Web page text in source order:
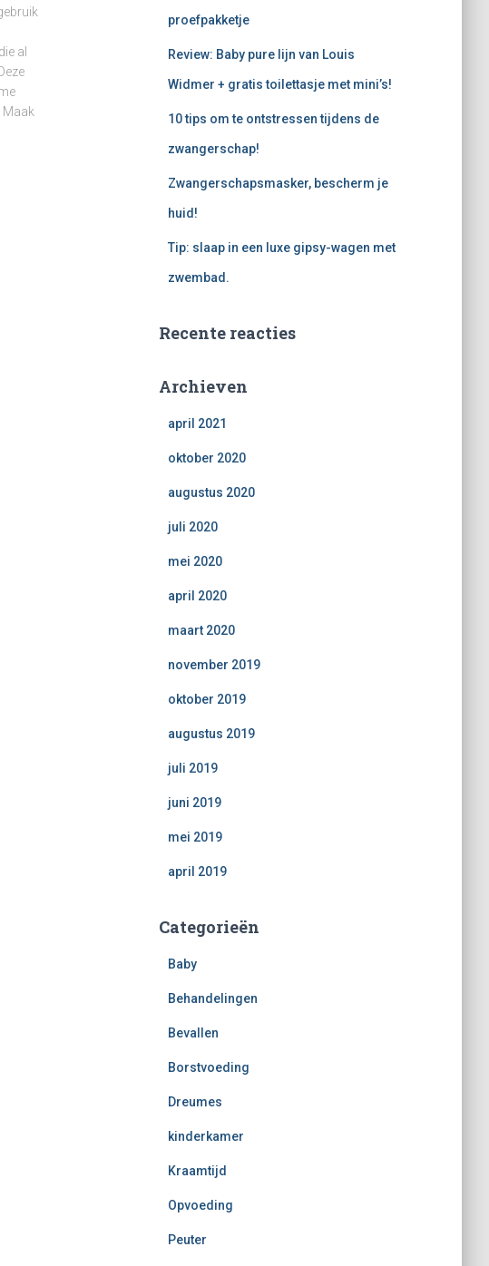
al
Maak
proefpakketje
Review: Baby pure lijn van Louis
Widmer + gratis toilettasje met mini’s!
10 tips om te ontstressen tijdens de
zwangerschap!
Zwangerschapsmasker, bescherm je
huid!
Tip: slaap in een luxe gipsy-wagen met
zwembad.
Recente reacties
Archieven
april 2021
oktober 2020
augustus 2020
juli 2020
mei 2020
april 2020
maart 2020
november 2019
oktober 2019
augustus 2019
juli 2019
juni 2019
mei 2019
april 2019
Categorieën
Baby
Behandelingen
Bevallen
Borstvoeding
Dreumes
kinderkamer
Kraamtijd
Opvoeding
Peuter